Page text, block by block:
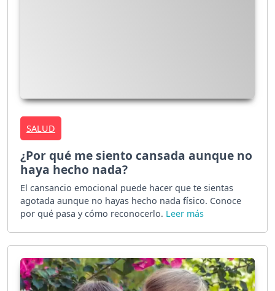
SALUD
¿Por qué me siento cansada aunque no
haya hecho nada?
El cansancio emocional puede hacer que te sientas
agotada aunque no hayas hecho nada físico. Conoce
por qué pasa y cómo reconocerlo.